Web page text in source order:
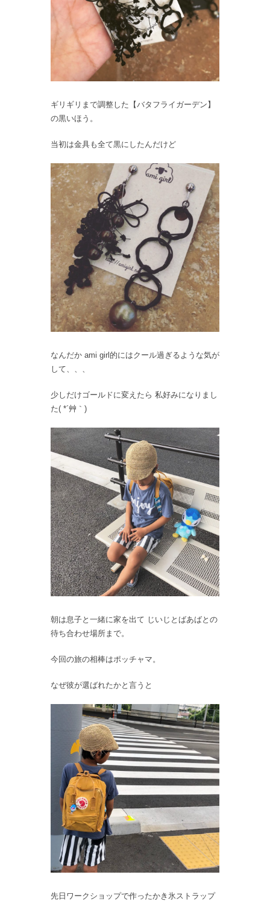
ギリギリまで調整した【バタフライガーデン】
の黒いほう。
当初は金具も全て黒にしたんだけど
なんだか ami girl的にはクール過ぎるような気が
して、、、
少しだけゴールドに変えたら 私好みになりまし
た( *´艸｀)
朝は息子と一緒に家を出て じいじとばあばとの
待ち合わせ場所まで。
今回の旅の相棒はポッチャマ。
なぜ彼が選ばれたかと言うと
先日ワークショップで作ったかき氷ストラップ